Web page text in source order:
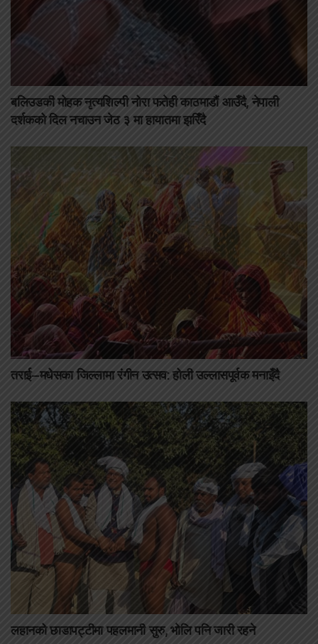
बलिउडकी मोहक नृत्यशिल्पी नोरा फतेही काठमाडौं आउँदै, नेपाली
दर्शकको दिल नचाउन जेठ ३ मा हायातमा झरिँदै
तराई–मधेसका जिल्लामा रंगीन उत्सव: होली उल्लासपूर्वक मनाइँदै
लहानको छाडापट्टीमा पहलमानी सुरु, भोलि पनि जारी रहने